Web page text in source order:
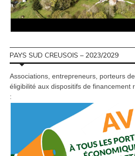
PAYS SUD CREUSOIS – 2023/2029
Associations, entrepreneurs, porteurs
éligibilité aux dispositifs de financement
: